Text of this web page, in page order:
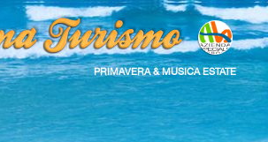
PRIMAVERA & MUSICA ESTATE